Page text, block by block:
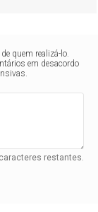
quem realizá-lo.
em desacordo
restantes.